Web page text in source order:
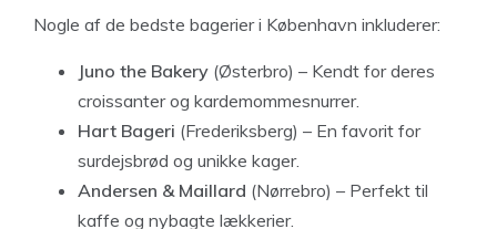
Nogle af de bedste bagerier i København inkluderer:
Juno the Bakery (Østerbro) – Kendt for deres
croissanter og kardemommesnurrer.
Hart Bageri (Frederiksberg) – En favorit for
surdejsbrød og unikke kager.
Andersen & Maillard (Nørrebro) – Perfekt til
kaffe og nybagte lækkerier.